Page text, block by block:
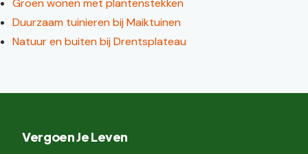
Groen wonen met plantenstekken
Duurzaam tuinieren bij Maiktuinen
Natuur en buiten bij Drentsplateau
Vergoen Je Leven